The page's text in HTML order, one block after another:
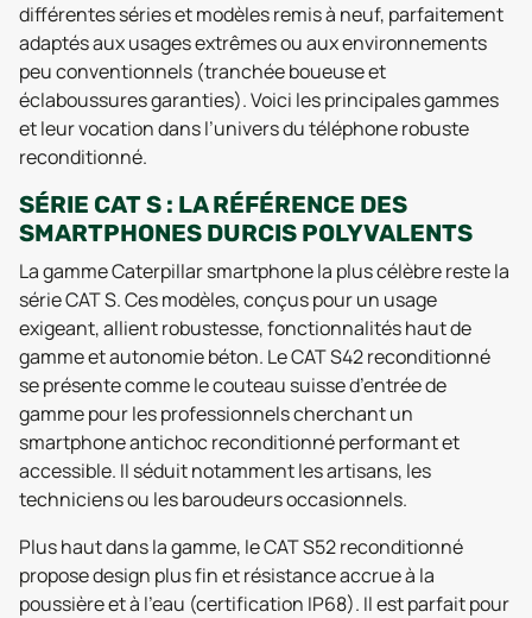
différentes séries et modèles remis à neuf, parfaitement
adaptés aux usages extrêmes ou aux environnements
peu conventionnels (tranchée boueuse et
éclaboussures garanties). Voici les principales gammes
et leur vocation dans l’univers du téléphone robuste
reconditionné.
SÉRIE CAT S : LA RÉFÉRENCE DES
SMARTPHONES DURCIS POLYVALENTS
La gamme Caterpillar smartphone la plus célèbre reste la
série CAT S. Ces modèles, conçus pour un usage
exigeant, allient robustesse, fonctionnalités haut de
gamme et autonomie béton. Le CAT S42 reconditionné
se présente comme le couteau suisse d’entrée de
gamme pour les professionnels cherchant un
smartphone antichoc reconditionné performant et
accessible. Il séduit notamment les artisans, les
techniciens ou les baroudeurs occasionnels.
Plus haut dans la gamme, le CAT S52 reconditionné
propose design plus fin et résistance accrue à la
poussière et à l’eau (certification IP68). Il est parfait pour